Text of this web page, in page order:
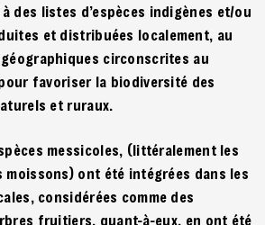
à des listes d’espèces indigènes et/ou
et distribuées localement, au
circonscrites au
favoriser la biodiversité des
et ruraux.
messicoles, (littéralement les
ont été intégrées dans les
considérées comme des
fruitiers, quant-à-eux, en ont été